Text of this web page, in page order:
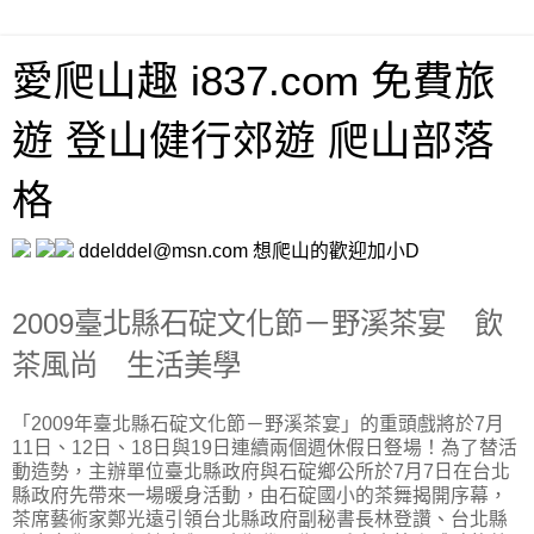
愛爬山趣 i837.com 免費旅
遊 登山健行郊遊 爬山部落
格
ddelddel@msn.com 想爬山的歡迎加小D
2009臺北縣石碇文化節－野溪茶宴 飲
茶風尚 生活美學
「2009年臺北縣石碇文化節－野溪茶宴」的重頭戲將於7月
11日、12日、18日與19日連續兩個週休假日豋場！為了替活
動造勢，主辦單位臺北縣政府與石碇鄉公所於7月7日在台北
縣政府先帶來一場暖身活動，由石碇國小的茶舞揭開序幕，
茶席藝術家鄭光遠引領台北縣政府副秘書長林登讚、台北縣